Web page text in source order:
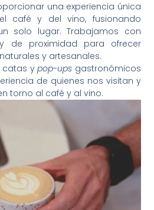
una experiencia única
café y del vino, fusionando
solo lugar. Trabajamos con
de proximidad para ofrecer
y artesanales.
catas ypop-ups gastronómicos
de quienes nos visitan y
torno al café y al vino.